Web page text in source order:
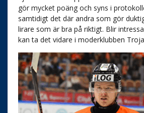
gör mycket poäng och syns i
samtidigt det där andra som gör
lirare som är bra på riktigt. Blir
kan ta det vidare i moderklubben